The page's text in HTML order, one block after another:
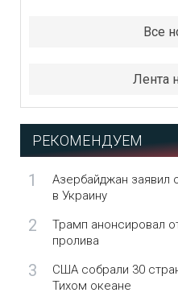
Все
Лента
РЕКОМЕНДУЕМ
1
Азербайджан заявил
в Украину
2
Трамп анонсировал
пролива
3
США собрали 30
Тихом океане